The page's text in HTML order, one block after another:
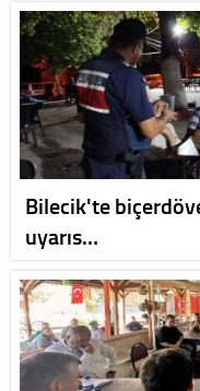
Bilecik'te
uyarıs…